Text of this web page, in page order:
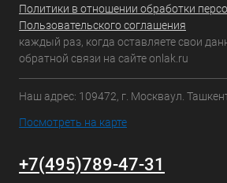
Политики в отношении обработки
Пользовательского соглашения
каждый раз, когда оставляете свои
обратной связи на сайте onlak.ru
Наш адрес: 109472, г. Москваул.
Посмотреть на карте
+7(495)789-47-31